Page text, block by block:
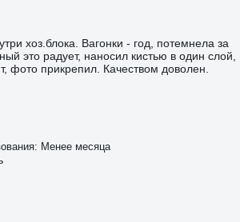
хоз.блока. Вагонки - год, потемнела за
это радует, наносил кистью в один слой,
фото прикрепил. Качеством доволен.
Менее месяца